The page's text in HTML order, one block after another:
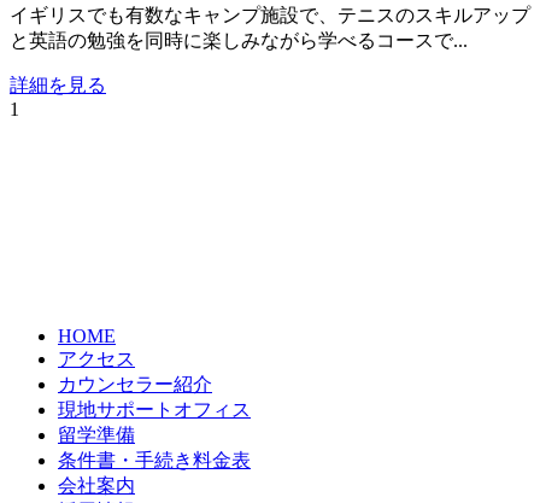
イギリスでも有数なキャンプ施設で、テニスのスキルアップ
と英語の勉強を同時に楽しみながら学べるコースで...
詳細を見る
1
HOME
アクセス
カウンセラー紹介
現地サポートオフィス
留学準備
条件書・手続き料金表
会社案内